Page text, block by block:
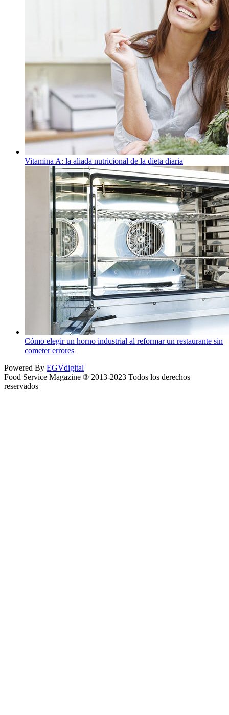
Vitamina A: la aliada nutricional de la dieta diaria
Cómo elegir un horno industrial al reformar un restaurante sin
cometer errores
Powered By EGVdigital
Food Service Magazine ® 2013-2023 Todos los derechos
reservados